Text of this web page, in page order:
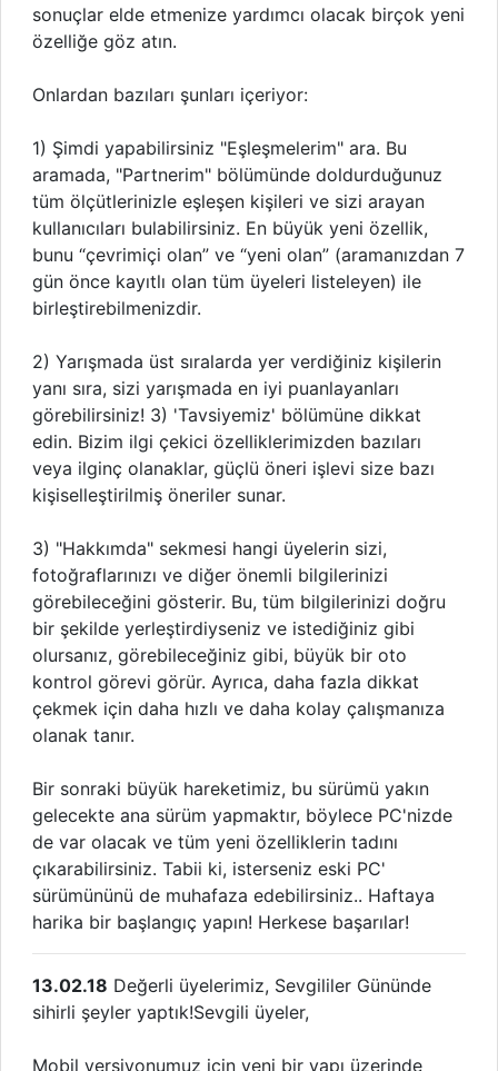
sonuçlar elde etmenize yardımcı olacak birçok yeni
özelliğe göz atın.
Onlardan bazıları şunları içeriyor:
1) Şimdi yapabilirsiniz "Eşleşmelerim" ara. Bu
aramada, "Partnerim" bölümünde doldurduğunuz
tüm ölçütlerinizle eşleşen kişileri ve sizi arayan
kullanıcıları bulabilirsiniz. En büyük yeni özellik,
bunu “çevrimiçi olan” ve “yeni olan” (aramanızdan 7
gün önce kayıtlı olan tüm üyeleri listeleyen) ile
birleştirebilmenizdir.
2) Yarışmada üst sıralarda yer verdiğiniz kişilerin
yanı sıra, sizi yarışmada en iyi puanlayanları
görebilirsiniz! 3) 'Tavsiyemiz' bölümüne dikkat
edin. Bizim ilgi çekici özelliklerimizden bazıları
veya ilginç olanaklar, güçlü öneri işlevi size bazı
kişiselleştirilmiş öneriler sunar.
3) "Hakkımda" sekmesi hangi üyelerin sizi,
fotoğraflarınızı ve diğer önemli bilgilerinizi
görebileceğini gösterir. Bu, tüm bilgilerinizi doğru
bir şekilde yerleştirdiyseniz ve istediğiniz gibi
olursanız, görebileceğiniz gibi, büyük bir oto
kontrol görevi görür. Ayrıca, daha fazla dikkat
çekmek için daha hızlı ve daha kolay çalışmanıza
olanak tanır.
Bir sonraki büyük hareketimiz, bu sürümü yakın
gelecekte ana sürüm yapmaktır, böylece PC'nizde
de var olacak ve tüm yeni özelliklerin tadını
çıkarabilirsiniz. Tabii ki, isterseniz eski PC'
sürümününü de muhafaza edebilirsiniz.. Haftaya
harika bir başlangıç ​​yapın! Herkese başarılar!
13.02.18 Değerli üyelerimiz, Sevgililer Gününde
sihirli şeyler yaptık!Sevgili üyeler,
Mobil versiyonumuz için yeni bir yapı üzerinde